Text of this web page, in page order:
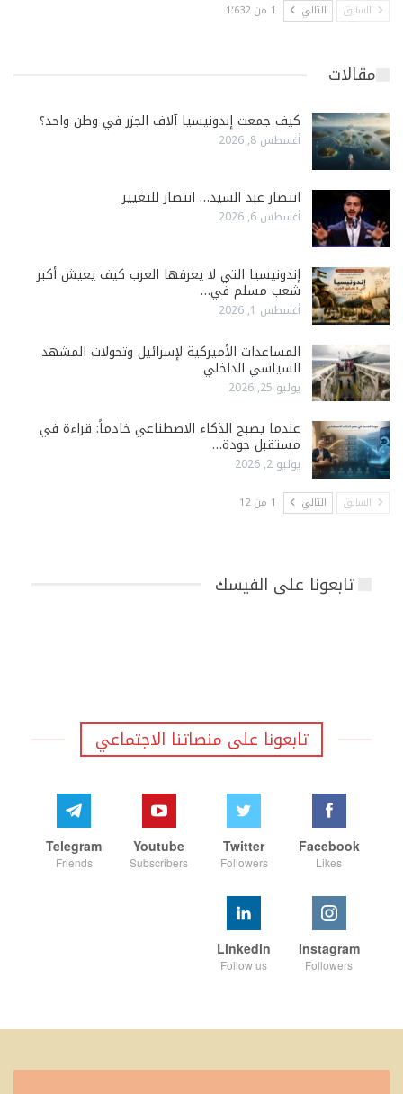
السابق التالي 1 من 1٬632
مقالات
كيف جمعت إندونيسيا آلاف الجزر في وطن واحد؟
أغسطس 8, 2026
انتصار عبد السيد… انتصار للتغيير
أغسطس 6, 2026
إندونيسيا التي لا يعرفها العرب كيف يعيش أكبر
شعب مسلم في…
أغسطس 1, 2026
المساعدات الأميركية لإسرائيل وتحولات المشهد
السياسي الداخلي
يوليو 25, 2026
عندما يصبح الذكاء الاصطناعي خادماً: قراءة في
مستقبل جودة…
يوليو 2, 2026
السابق التالي 1 من 12
تابعونا على الفيسك
تابعونا على منصاتنا الاجتماعي
Facebook
Likes
Twitter
Followers
Youtube
Subscribers
Telegram
Friends
Instagram
Followers
Linkedin
Follow us